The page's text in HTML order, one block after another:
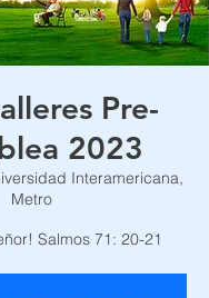
Pre-
2023
Interamericana,
Metro
Salmos 71: 20-21